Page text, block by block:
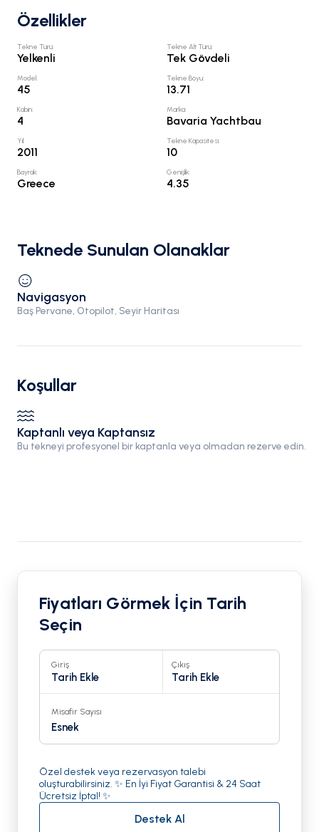
Özellikler
Tekne Türü:
Yelkenli
Tekne Alt Türü:
Tek Gövdeli
Model:
45
Tekne Boyu:
13.71
Kabin:
4
Marka:
Bavaria Yachtbau
Yıl:
2011
Tekne Kapasitesi:
10
Bayrak:
Greece
Genişlik:
4.35
Teknede Sunulan Olanaklar
Navigasyon
Baş Pervane, Otopilot, Seyir Haritası
Koşullar
Kaptanlı veya Kaptansız
Bu tekneyi profesyonel bir kaptanla veya olmadan rezerve edin.
Fiyatları Görmek İçin Tarih
Seçin
Giriş
Tarih Ekle
Çıkış
Tarih Ekle
Misafir Sayısı
Esnek
Özel destek veya rezervasyon talebi
oluşturabilirsiniz. ✨ En İyi Fiyat Garantisi & 24 Saat
Ücretsiz İptal! ✨
Destek Al